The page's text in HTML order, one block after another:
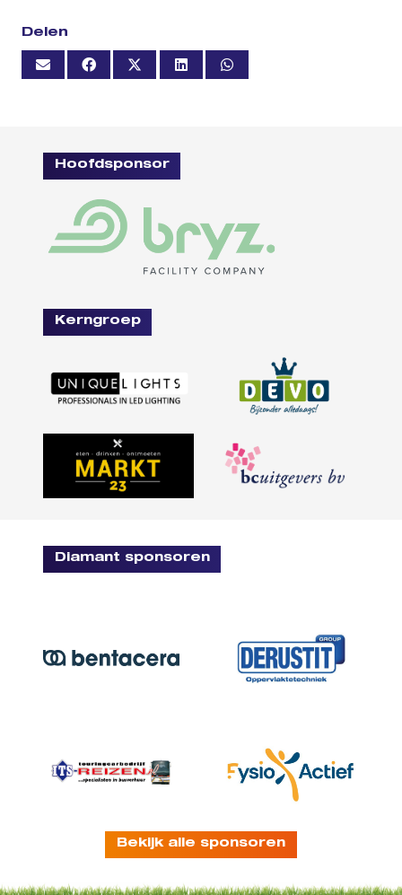
Delen
Hoofdsponsor
Kerngroep
Diamant sponsoren
Bekijk alle sponsoren